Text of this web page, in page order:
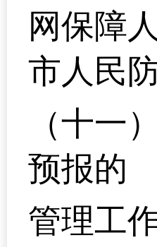
网保障
市人民
（十一
预报的
管理工